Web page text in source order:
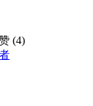
(4)